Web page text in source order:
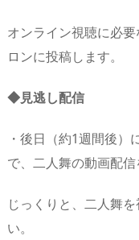
オンライン視聴に必
ロンに投稿します。
◆見逃し配信
・後日（約1週間後）
で、二人舞の動画配信
じっくりと、二人舞
い。